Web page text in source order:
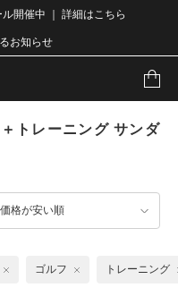
開催中 ｜ 詳細はこちら
お知らせ
トレーニング サンダ
価格が安い順
ゴルフ トレーニング